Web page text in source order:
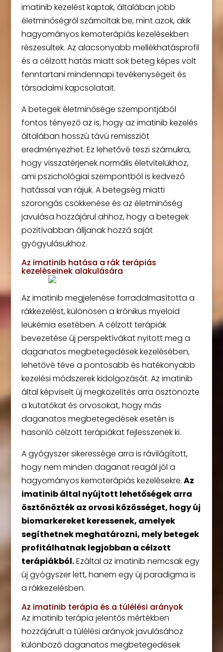
imatinib kezelést kaptak, általában jobb
életminőségről számoltak be, mint azok, akik
hagyományos kemoterápiás kezelésekben
részesültek. Az alacsonyabb mellékhatásprofil
és a célzott hatás miatt sok beteg képes volt
fenntartani mindennapi tevékenységeit és
társadalmi kapcsolatait.
A betegek életminősége szempontjából
fontos tényező az is, hogy az imatinib kezelés
általában hosszú távú remissziót
eredményezhet. Ez lehetővé teszi számukra,
hogy visszatérjenek normális életvitelükhöz,
ami pszichológiai szempontból is kedvező
hatással van rájuk. A betegség miatti
szorongás csökkenése és az életminőség
javulása hozzájárul ahhoz, hogy a betegek
pozitívabban álljanak hozzá saját
gyógyulásukhoz.
Az imatinib hatása a rák terápiás
kezeléseinek alakulására
Az imatinib megjelenése forradalmasította a
rákkezelést, különösen a krónikus myeloid
leukémia esetében. A célzott terápiák
bevezetése új perspektívákat nyitott meg a
daganatos megbetegedések kezelésében,
lehetővé téve a pontosabb és hatékonyabb
kezelési módszerek kidolgozását. Az imatinib
által képviselt új megközelítés arra ösztönözte
a kutatókat és orvosokat, hogy más
daganatos megbetegedések esetén is
hasonló célzott terápiákat fejlesszenek ki.
A gyógyszer sikeressége arra is rávilágított,
hogy nem minden daganat reagál jól a
hagyományos kemoterápiás kezelésekre.Az
imatinib által nyújtott lehetőségek arra
ösztönözték az orvosi közösséget, hogy új
biomarkereket keressenek, amelyek
segíthetnek meghatározni, mely betegek
profitálhatnak legjobban a célzott
terápiákból.Ezáltal az imatinib nemcsak egy
új gyógyszer lett, hanem egy új paradigma is
a rákkezelésben.
Az imatinib terápia és a túlélési arányok
Az imatinib terápia jelentős mértékben
hozzájárult a túlélési arányok javulásához
különböző daganatos megbetegedések